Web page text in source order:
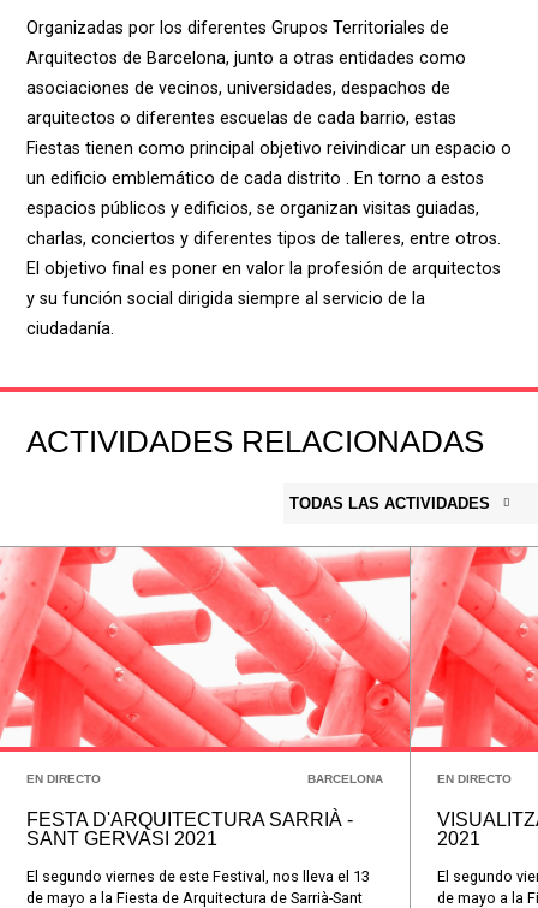
Organizadas por los diferentes Grupos Territoriales de
Arquitectos de Barcelona, ​​junto a otras entidades como
asociaciones de vecinos, universidades, despachos de
arquitectos o diferentes escuelas de cada barrio, estas
Fiestas tienen como principal objetivo reivindicar un espacio o
un edificio emblemático de cada distrito . En torno a estos
espacios públicos y edificios, se organizan visitas guiadas,
charlas, conciertos y diferentes tipos de talleres, entre otros.
El objetivo final es poner en valor la profesión de arquitectos
y su función social dirigida siempre al servicio de la
ciudadanía.
ACTIVIDADES RELACIONADAS
TODAS LAS ACTIVIDADES
EN DIRECTO BARCELONA
FESTA D'ARQUITECTURA SARRIÀ -
SANT GERVASI 2021
El segundo viernes de este Festival, nos lleva el 13
de mayo a la Fiesta de Arquitectura de Sarrià-Sant
EN DIRECTO
2021
El segundo
de mayo a la